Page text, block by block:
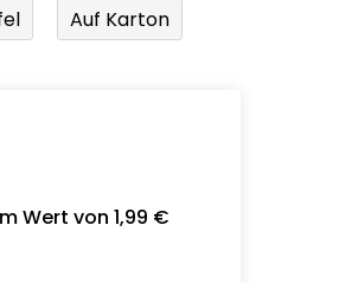
Auf Karton
Wert von 1,99 €